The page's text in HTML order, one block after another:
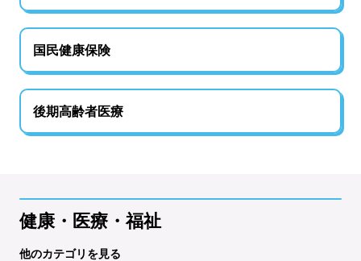
国民健康保険
後期高齢者医療
健康・医療・福祉
他のカテゴリを見る